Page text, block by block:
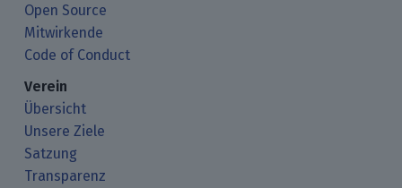
Open Source
Mitwirkende
Code of Conduct
Verein
Übersicht
Unsere Ziele
Satzung
Transparenz